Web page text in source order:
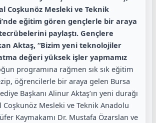
Coşkunöz Mesleki ve Teknik
eğitim gören gençlerle bir araya
paylaştı. Gençlere
Aktaş, “Bizim yeni teknolojiler
değeri yüksek işler yapmamız
programına rağmen sık sık eğitim
öğrencilerle bir araya gelen Bursa
Başkanı Alinur Aktaş’ın yeni durağı
Coşkunöz Mesleki ve Teknik Anadolu
Kaymakamı Dr. Mustafa Özarslan ve